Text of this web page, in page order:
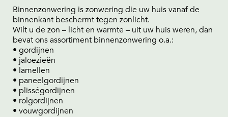
Binnenzonwering is zonwering die uw huis vanaf de
binnenkant beschermt tegen zonlicht.
Wilt u de zon – licht en warmte – uit uw huis weren, dan
bevat ons assortiment binnenzonwering o.a.:
• gordijnen
• jaloezieën
• lamellen
• paneelgordijnen
• plisségordijnen
• rolgordijnen
• vouwgordijnen